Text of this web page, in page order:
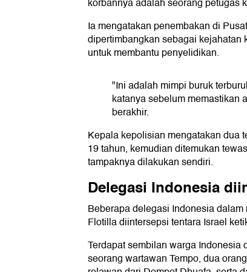
korbannya adalah seorang petugas
Ia mengatakan penembakan di
dipertimbangkan sebagai
untuk membantu penyelidikan.
"Ini adalah mimpi buruk
katanya sebelum memastikan
berakhir.
Kepala kepolisian mengatakan dua
19 tahun, kemudian ditemukan
tampaknya dilakukan sendiri.
Delegasi Indonesia
Beberapa delegasi Indonesia
Flotilla diintersepsi tentara Israel
Terdapat sembilan warga Indonesia
seorang wartawan Tempo, dua